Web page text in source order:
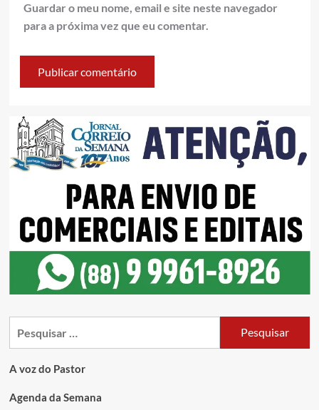
Guardar o meu nome, email e site neste navegador
para a próxima vez que eu comentar.
A voz do Pastor
Agenda da Semana